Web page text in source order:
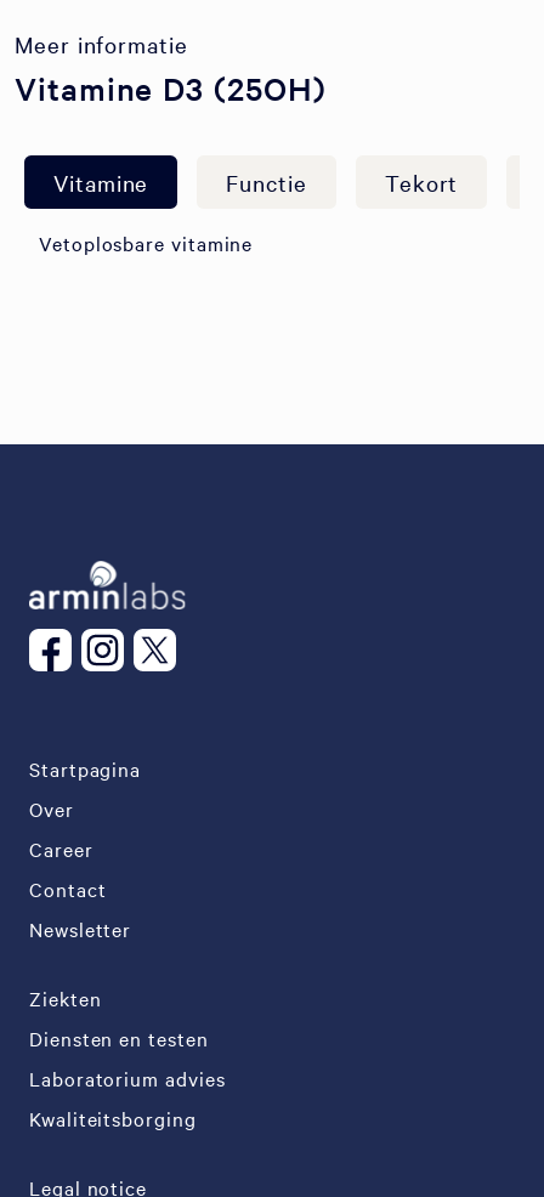
Meer informatie
Vitamine D3 (25OH)
Vitamine Functie Tekort
Vetoplosbare vitamine
Startpagina
Over
Career
Contact
Newsletter
Ziekten
Diensten en testen
Laboratorium advies
Kwaliteitsborging
Legal notice